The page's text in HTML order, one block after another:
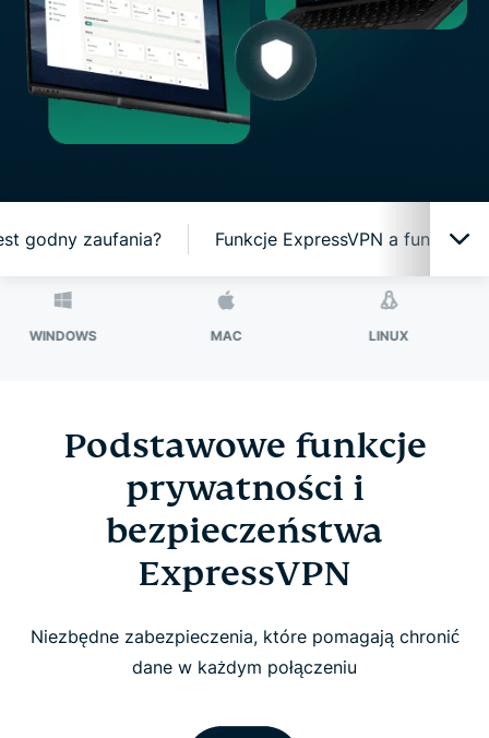
godny zaufania? Funkcje ExpressVPN a funkcje
Uzyskaj więcej z ExpressVPN
VPN dla wszystkich Twoje urządzeń
Podstawowe funkcje
prywatności i
bezpieczeństwa
ExpressVPN
Niezbędne zabezpieczenia, które pomagają chronić
dane w każdym połączeniu